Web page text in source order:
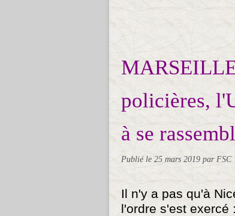
policières,
à se
Publié le 25 mars 2019 par FSC
Il n'y a pas qu'à
l'ordre s'est exercé :